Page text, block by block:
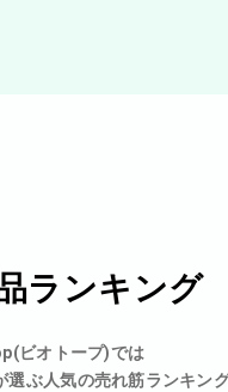
ランキング
ビオトープ)では
ぶ人気の売れ筋ランキン